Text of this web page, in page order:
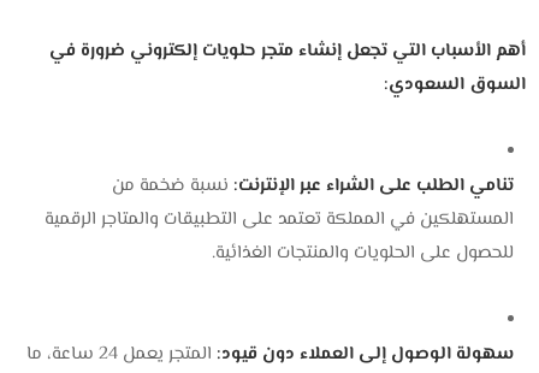
أهم الأسباب التي تجعل إنشاء متجر حلويات إلكتروني ضرورة في
السوق السعودي:
تنامي الطلب على الشراء عبر الإنترنت: نسبة ضخمة من
المستهلكين في المملكة تعتمد على التطبيقات والمتاجر الرقمية
للحصول على الحلويات والمنتجات الغذائية.
سهولة الوصول إلى العملاء دون قيود:
المتجر يعمل 24 ساعة، ما